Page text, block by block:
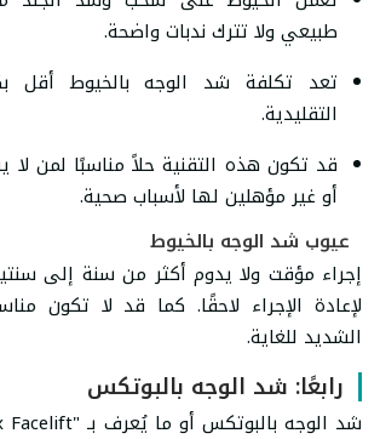
طبيعي ولا تترك ندبات واضحة.
تعد تكلفة شد الوجه بالخيوط أقل
التقليدية.
قد تكون هذه التقنية حلاً مناسبًا لمن لا
أو غير مؤهلين لها لأسباب صحية.
عيوب شد الوجه بالخيوط
إجراء مؤقت ولا يدوم أكثر من سنة إلى
لإعادة الإجراء لاحقًا. كما قد لا تكون
الشديد للغاية.
رابعًا: شد الوجه بالبوتكس